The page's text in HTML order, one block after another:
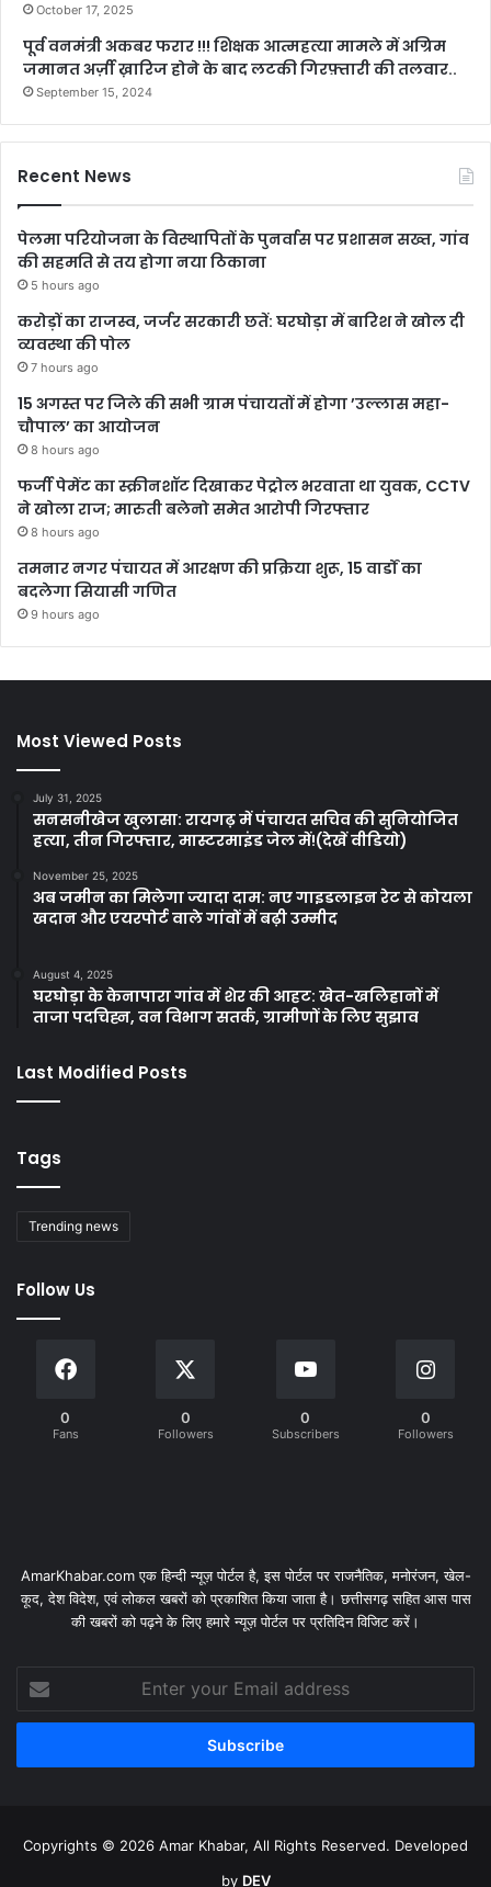
October 17, 2025
पूर्व वनमंत्री अकबर फरार !!! शिक्षक आत्महत्या मामले में अग्रिम
जमानत अर्ज़ी ख़ारिज होने के बाद लटकी गिरफ़्तारी की तलवार..
September 15, 2024
Recent News
पेलमा परियोजना के विस्थापितों के पुनर्वास पर प्रशासन सख्त, गांव
की सहमति से तय होगा नया ठिकाना
5 hours ago
करोड़ों का राजस्व, जर्जर सरकारी छतें: घरघोड़ा में बारिश ने खोल दी
व्यवस्था की पोल
7 hours ago
15 अगस्त पर जिले की सभी ग्राम पंचायतों में होगा ’उल्लास महा-
चौपाल’ का आयोजन
8 hours ago
फर्जी पेमेंट का स्क्रीनशॉट दिखाकर पेट्रोल भरवाता था युवक, CCTV
ने खोला राज; मारुती बलेनो समेत आरोपी गिरफ्तार
8 hours ago
तमनार नगर पंचायत में आरक्षण की प्रक्रिया शुरू, 15 वार्डों का
बदलेगा सियासी गणित
9 hours ago
Most Viewed Posts
July 31, 2025
सनसनीखेज खुलासा: रायगढ़ में पंचायत सचिव की सुनियोजित
हत्या, तीन गिरफ्तार, मास्टरमाइंड जेल में!(देखें वीडियो)
November 25, 2025
अब जमीन का मिलेगा ज्यादा दाम: नए गाइडलाइन रेट से कोयला
खदान और एयरपोर्ट वाले गांवों में बढ़ी उम्मीद
August 4, 2025
घरघोड़ा के केनापारा गांव में शेर की आहट: खेत-खलिहानों में
ताजा पदचिह्न, वन विभाग सतर्क, ग्रामीणों के लिए सुझाव
Last Modified Posts
Tags
Trending news
Follow Us
0
Fans
0
Followers
0
Subscribers
0
Followers
AmarKhabar.com एक हिन्दी न्यूज़ पोर्टल है, इस पोर्टल पर राजनैतिक, मनोरंजन, खेल-
कूद, देश विदेश, एवं लोकल खबरों को प्रकाशित किया जाता है। छत्तीसगढ़ सहित आस पास
की खबरों को पढ़ने के लिए हमारे न्यूज़ पोर्टल पर प्रतिदिन विजिट करें।
your
Email
Copyrights © 2026 Amar Khabar, All Rights Reserved. Developed
by DEV